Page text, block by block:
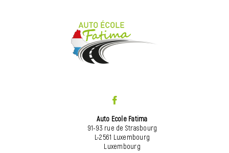
Auto Ecole Fatima
91-93 rue de Strasbourg
L-2561 Luxembourg
Luxembourg